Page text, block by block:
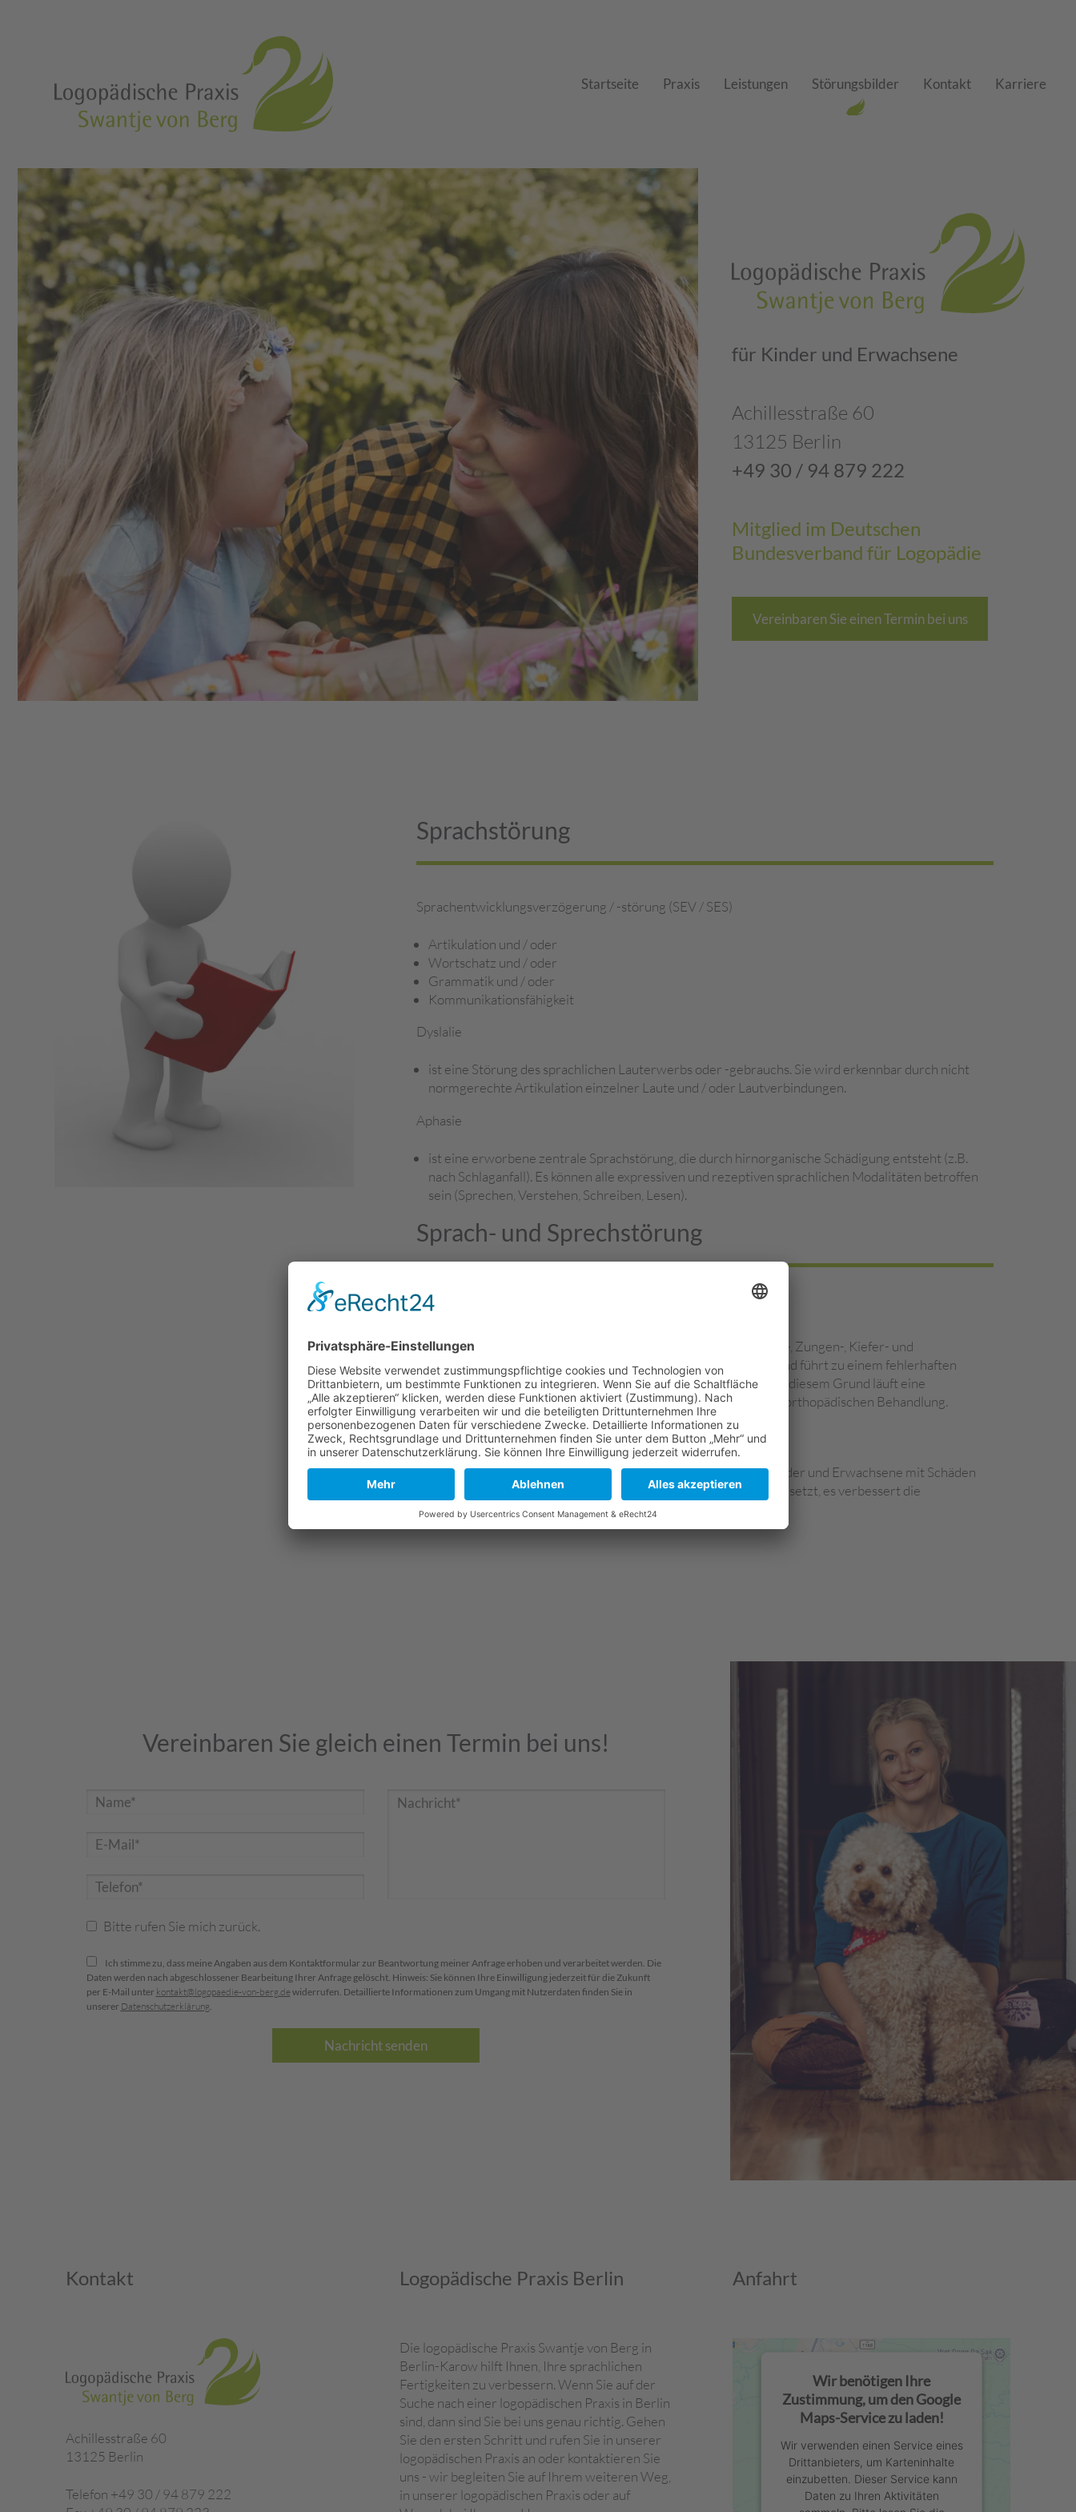
Startseite Praxis Leistungen Störungsbilder Kontakt Karriere
für Kinder und Erwachsene
Achillesstraße 60
13125 Berlin
+49 30 / 94 879 222
Mitglied im Deutschen
Bundesverband für Logopädie
Vereinbaren Sie einen Termin bei uns
Sprachstörung
Sprachentwicklungsverzögerung / -störung (SEV / SES)
Artikulation und / oder
Wortschatz und / oder
Grammatik und / oder
Kommunikationsfähigkeit
Dyslalie
ist eine Störung des sprachlichen Lauterwerbs oder -gebrauchs. Sie wird erkennbar durch nicht
normgerechte Artikulation einzelner Laute und / oder Lautverbindungen.
Aphasie
ist eine erworbene zentrale Sprachstörung, die durch hirnorganische Schädigung entsteht (z.B.
nach Schlaganfall). Es können alle expressiven und rezeptiven sprachlichen Modalitäten betroffen
sein (Sprechen, Verstehen, Schreiben, Lesen).
Sprach- und Sprechstörung
Myofunktionelle Störung (MFS)
Eine MFS besteht bei einem Ungleichgewicht zwischen Lippen-, Zungen-, Kiefer- und
Wangenmuskulatur (Kau-, Schluck- und Gesichtsmuskulatur) und führt zu einem fehlerhaften
Schluckmuster, das wiederum zu Zahnfehlstellungen führt. Aus diesem Grund läuft eine
entsprechende logopädische Therapie meist parallel zur kieferorthopädischen Behandlung.
Zustand nach Cochlear-Implantation
Ein Cochlear-Implantat (CI) ist eine Prothese für gehörlose Kinder und Erwachsene mit Schäden
am Innenohr. Das CI wird in den Knochen hinter dem Ohr eingesetzt, es verbessert die
Wahrnehmung von Sprachmustern und Geräuschen.
Vereinbaren Sie gleich einen Termin bei uns!
Bitte rufen Sie mich zurück.
Ich stimme zu, dass meine Angaben aus dem Kontaktformular zur Beantwortung meiner Anfrage erhoben und verarbeitet werden. Die
Daten werden nach abgeschlossener Bearbeitung Ihrer Anfrage gelöscht. Hinweis: Sie können Ihre Einwilligung jederzeit für die Zukunft
per E-Mail unter kontakt@logopaedie-von-berg.dewiderrufen. Detaillierte Informationen zum Umgang mit Nutzerdaten finden Sie in
unserer Datenschutzerklärung
Nachricht senden
Kontakt
Achillesstraße 60
13125 Berlin
Telefon +49 30 / 94 879 222
Logopädische Praxis Berlin
Die logopädische Praxis Swantje von Berg in
Berlin-Karow hilft Ihnen, Ihre sprachlichen
Fertigkeiten zu verbessern. Wenn Sie auf der
Suche nach einer logopädischen Praxis in Berlin
sind, dann sind Sie bei uns genau richtig. Gehen
Sie den ersten Schritt und rufen Sie in unserer
logopädischen Praxis an oder kontaktieren Sie
uns - wir begleiten Sie auf Ihrem weiteren Weg,
in unserer logopädischen Praxis oder auf
Anfahrt
Wir benötigen Ihre
Zustimmung, um den Google
Maps-Service zu laden!
Wir verwenden einen Service eines
Drittanbieters, um Karteninhalte
einzubetten. Dieser Service kann
Daten zu Ihren Aktivitäten